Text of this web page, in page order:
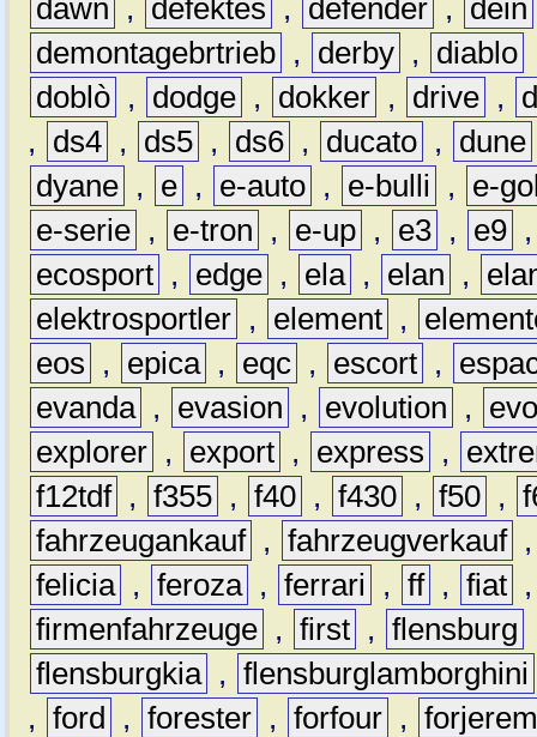
dawn , defektes , defender , dein
demontagebrtrieb , derby , diablo
doblò , dodge , dokker , drive ,
,
ds4 , ds5 , ds6 , ducato , dune
dyane , e , e-auto , e-bulli ,
e-
e-serie , e-tron , e-up , e3 , e9
ecosport , edge , ela , elan ,
elektrosportler , element ,
eos
, epica , eqc , escort ,
evanda , evasion , evolution ,
explorer , export , express ,
f12tdf , f355 , f40 , f430 , f50 ,
fahrzeugankauf , fahrzeugverkauf
felicia , feroza , ferrari , ff , fiat
firmenfahrzeuge , first , flensburg
flensburgkia , flensburglamborghini
, ford , forester , forfour ,